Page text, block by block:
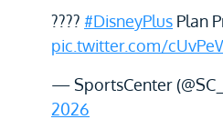
???? #DisneyPlus Plan
pic.twitter.com/
— SportsCenter
2026